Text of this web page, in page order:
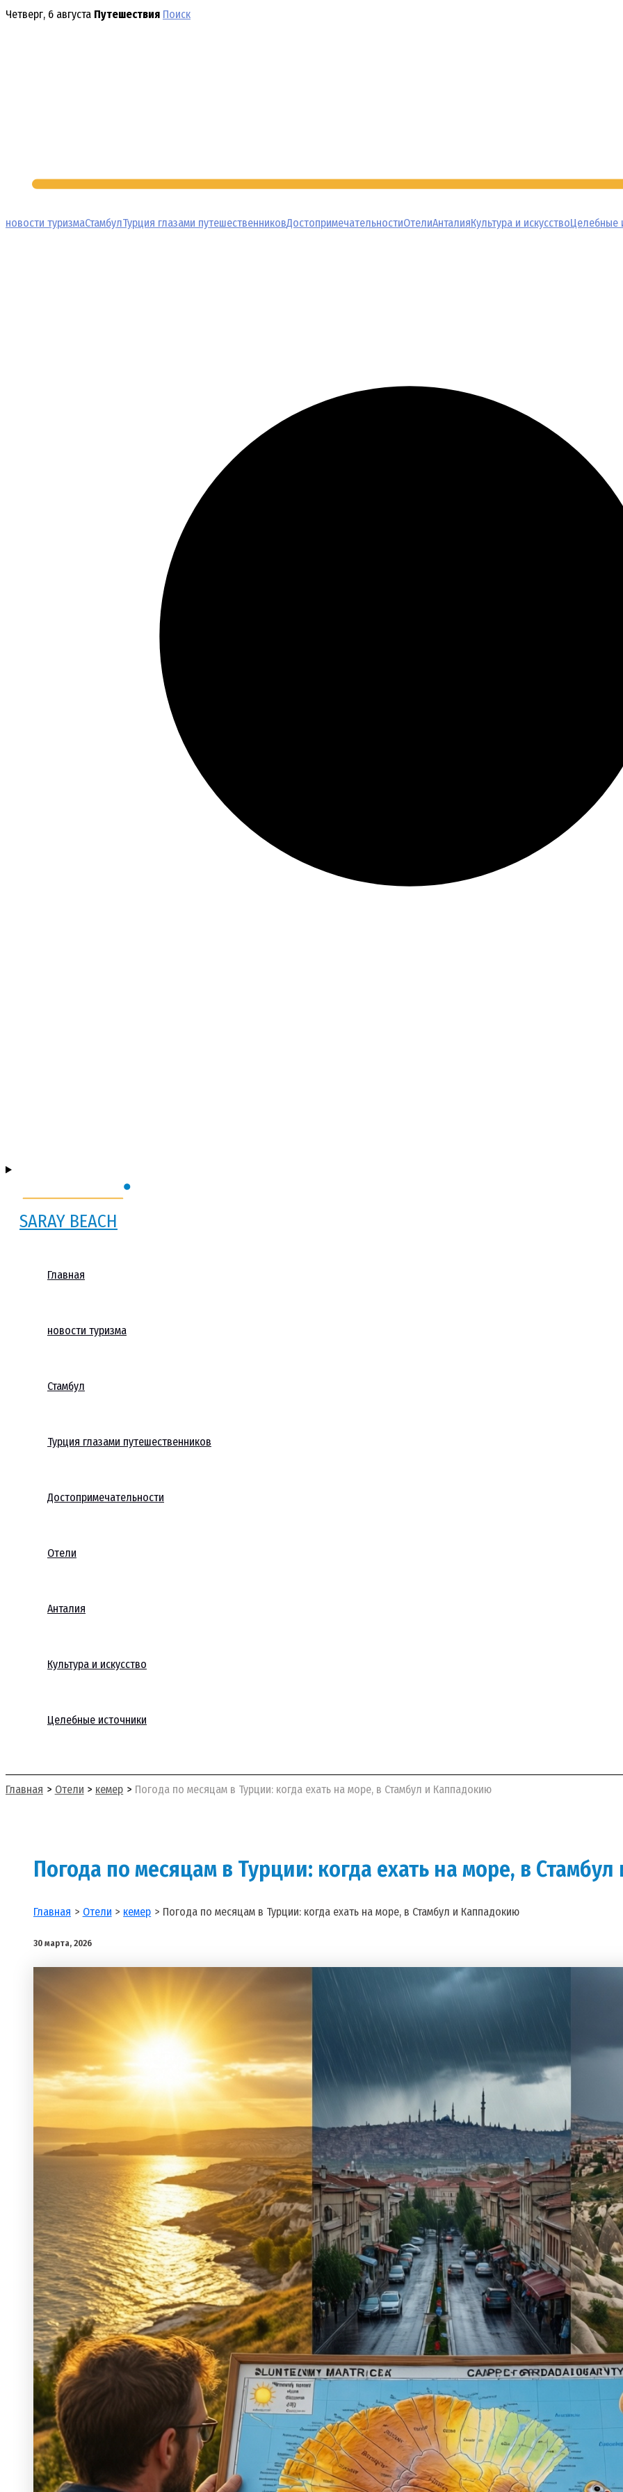
Перейти
Четверг, 6 августа Путешествия Поиск
новости туризмаСтамбулТурция глазами путешественниковДостопримечательностиОтелиАнталияКультура и искусствоЦелебные
SARAY BEACH
Главная
новости туризма
Стамбул
Турция глазами путешественников
Достопримечательности
Отели
Анталия
Культура и искусство
Целебные источники
Главная Отели кемер Погода по месяцам в Турции: когда ехать на море, в Стамбул и Каппадокию
Погода по месяцам в Турции: когда ехать на море, в
Главная Отели кемер Погода по месяцам в Турции: когда ехать на море, в Стамбул и Каппадокию
30 марта, 2026